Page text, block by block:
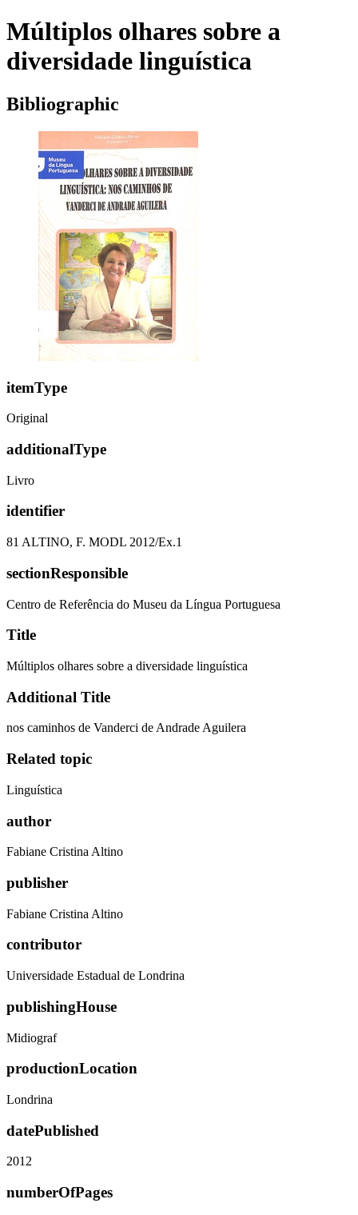
Múltiplos olhares sobre a
diversidade linguística
Bibliographic
itemType
Original
additionalType
Livro
identifier
81 ALTINO, F. MODL 2012/Ex.1
sectionResponsible
Centro de Referência do Museu da Língua Portuguesa
Title
Múltiplos olhares sobre a diversidade linguística
Additional Title
nos caminhos de Vanderci de Andrade Aguilera
Related topic
Linguística
author
Fabiane Cristina Altino
publisher
Fabiane Cristina Altino
contributor
Universidade Estadual de Londrina
publishingHouse
Midiograf
productionLocation
Londrina
datePublished
2012
numberOfPages